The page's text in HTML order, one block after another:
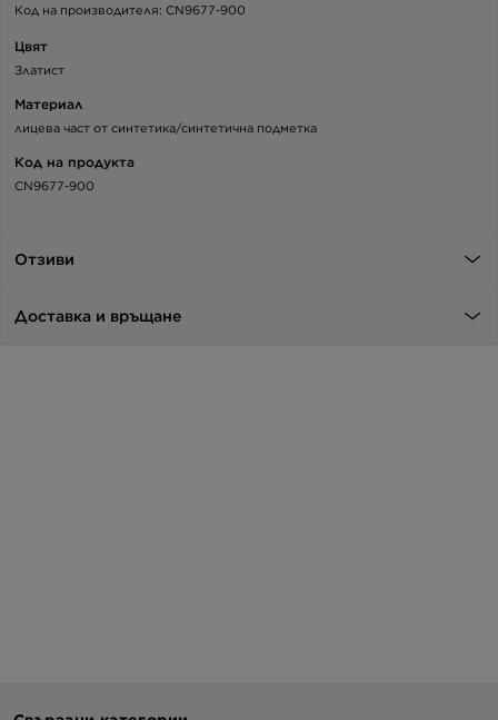
Код на производителя: CN9677-900
Цвят
Златист
Материал
лицева част от синтетика/синтетична подметка
Код на продукта
CN9677-900
Отзиви
Доставка и връщане